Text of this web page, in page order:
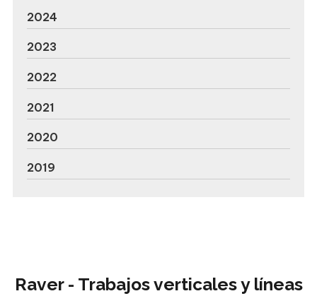
2024
2023
2022
2021
2020
2019
Raver - Trabajos verticales y líneas